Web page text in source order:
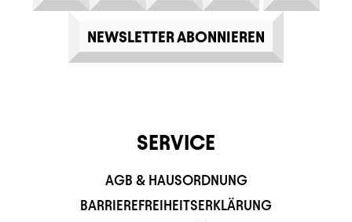
NEWSLETTER ABONNIEREN
SERVICE
AGB & HAUSORDNUNG
BARRIEREFREIHEITSERKLÄRUNG